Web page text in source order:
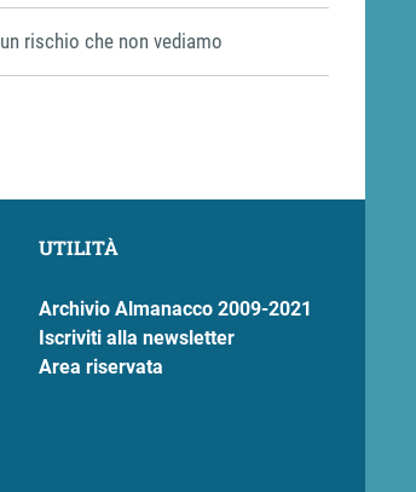
rischio che non vediamo
UTILITÀ
Archivio Almanacco 2009-2021
Iscriviti alla newsletter
Area riservata